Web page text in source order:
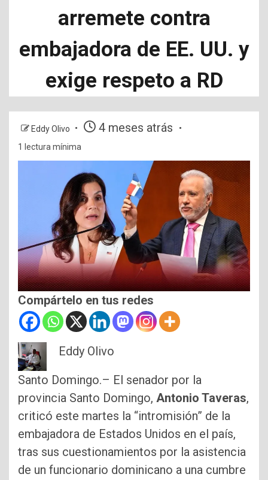
arremete contra
embajadora de EE. UU. y
exige respeto a RD
Eddy Olivo 4 meses atrás
1 lectura mínima
Compártelo en tus redes
Eddy Olivo
Santo Domingo.– El senador por la
provincia Santo Domingo, Antonio Taveras,
criticó este martes la “intromisión” de la
embajadora de Estados Unidos en el país,
tras sus cuestionamientos por la asistencia
de un funcionario dominicano a una cumbre